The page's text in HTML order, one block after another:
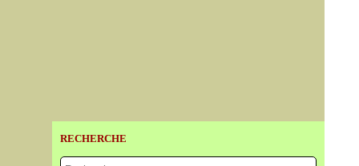
RECHERCHE